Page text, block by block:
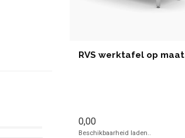
RVS werktafel op maat
0,00
Beschikbaarheid laden..